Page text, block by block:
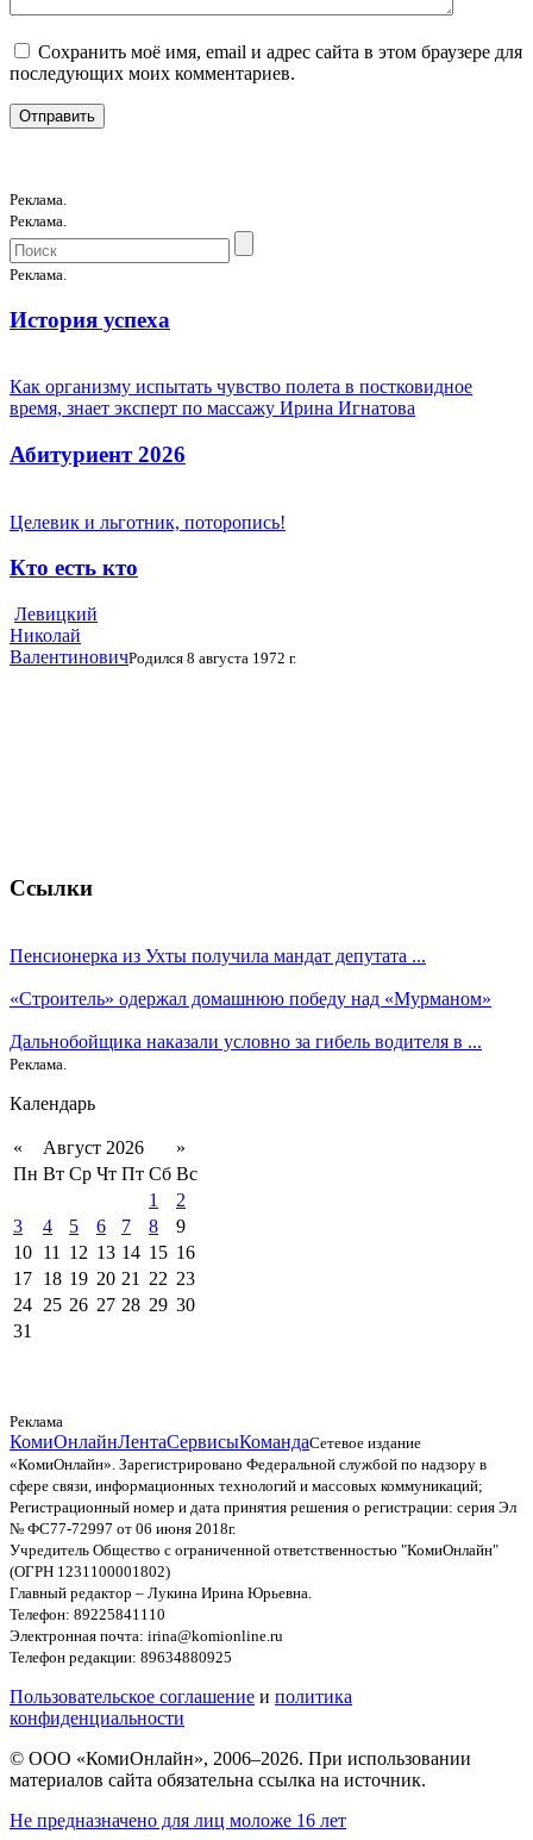
Сохранить моё имя, email и адрес сайта в этом браузере для
последующих моих комментариев.
Реклама.
Реклама.
Реклама.
История успеха
Как организму испытать чувство полета в постковидное
время, знает эксперт по массажу Ирина Игнатова
Абитуриент 2026
Целевик и льготник, поторопись!
Кто есть кто
Левицкий
Николай
ВалентиновичРодился 8 августа 1972 г.
Ссылки
Пенсионерка из Ухты получила мандат депутата ...
«Строитель» одержал домашнюю победу над «Мурманом»
Дальнобойщика наказали условно за гибель водителя в ...
Реклама.
Календарь
« Август 2026
»
Пн Вт Ср Чт Пт Сб Вс
1
2
3
4 5 6 7 8
9
10 11 12 13 14 15 16
17 18 19 20 21 22 23
24 25 26 27 28 29 30
31
Реклама
КомиОнлайнЛентаСервисыКомандаСетевое издание
«КомиОнлайн». Зарегистрировано Федеральной службой по надзору в
сфере связи, информационных технологий и массовых коммуникаций;
Регистрационный номер и дата принятия решения о регистрации: серия Эл
№ ФС77-72997 от 06 июня 2018г.
Учредитель Общество с ограниченной ответственностью "КомиОнлайн"
(ОГРН 1231100001802)
Главный редактор – Лукина Ирина Юрьевна.
Телефон: 89225841110
Электронная почта: irina@komionline.ru
Телефон редакции: 89634880925
Пользовательское соглашение и политика
конфиденциальности
© ООО «КомиОнлайн», 2006–2026. При использовании
материалов сайта обязательна ссылка на источник.
Не предназначено для лиц моложе 16 лет